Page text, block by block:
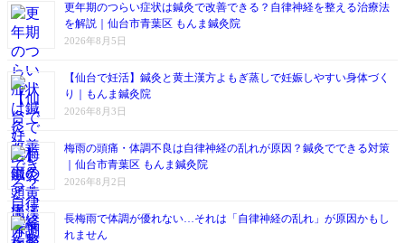
更年期のつらい症状は鍼灸で改善できる？自律神経を整える治療法
を解説｜仙台市青葉区 もんま鍼灸院
2026年8月5日
【仙台で妊活】鍼灸と黄土漢方よもぎ蒸しで妊娠しやすい身体づく
り｜もんま鍼灸院
2026年8月3日
梅雨の頭痛・体調不良は自律神経の乱れが原因？鍼灸でできる対策
｜仙台市青葉区 もんま鍼灸院
2026年8月2日
長梅雨で体調が優れない…それは「自律神経の乱れ」が原因かもし
れません